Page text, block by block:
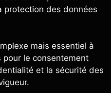
protection des données
mais essentiel à
pour le consentement
et la sécurité des